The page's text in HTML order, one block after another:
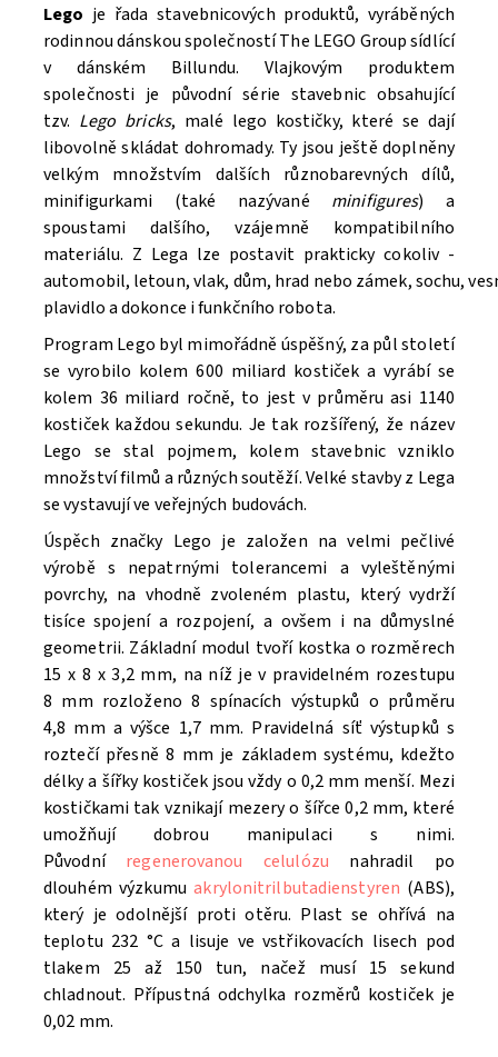
Souhlasím seZpracováním osobních údajů.
Lego je řada stavebnicových produktů, vyráběných
rodinnou dánskou společností The LEGO Group sídlící
v dánském Billundu. Vlajkovým produktem
společnosti je původní série stavebnic obsahující
tzv. Lego bricks, malé lego kostičky, které se dají
libovolně skládat dohromady. Ty jsou ještě doplněny
velkým množstvím dalších různobarevných dílů,
minifigurkami (také nazývané minifigures) a
spoustami dalšího, vzájemně kompatibilního
materiálu. Z Lega lze postavit prakticky cokoliv -
automobil, letoun, vlak, dům, hrad nebo zámek, sochu,
plavidlo a dokonce i funkčního robota.
Program Lego byl mimořádně úspěšný, za půl století
se vyrobilo kolem 600 miliard kostiček a vyrábí se
kolem 36 miliard ročně, to jest v průměru asi 1140
kostiček každou sekundu. Je tak rozšířený, že název
Lego se stal pojmem, kolem stavebnic vzniklo
množství filmů a různých soutěží. Velké stavby z Lega
se vystavují ve veřejných budovách.
Úspěch značky Lego je založen na velmi pečlivé
výrobě s nepatrnými tolerancemi a vyleštěnými
povrchy, na vhodně zvoleném plastu, který vydrží
tisíce spojení a rozpojení, a ovšem i na důmyslné
geometrii. Základní modul tvoří kostka o rozměrech
15 x 8 x 3,2 mm, na níž je v pravidelném rozestupu
8 mm rozloženo 8 spínacích výstupků o průměru
4,8 mm a výšce 1,7 mm. Pravidelná síť výstupků s
roztečí přesně 8 mm je základem systému, kdežto
délky a šířky kostiček jsou vždy o 0,2 mm menší. Mezi
kostičkami tak vznikají mezery o šířce 0,2 mm, které
umožňují dobrou manipulaci s nimi.
Původní regenerovanou celulózu nahradil po
dlouhém výzkumuakrylonitrilbutadienstyren (ABS),
který je odolnější proti otěru. Plast se ohřívá na
teplotu 232 °C a lisuje ve vstřikovacích lisech pod
tlakem 25 až 150 tun, načež musí 15 sekund
chladnout. Přípustná odchylka rozměrů kostiček je
0,02 mm.